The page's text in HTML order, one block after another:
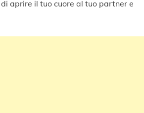
aprire il tuo cuore al tuo partner e